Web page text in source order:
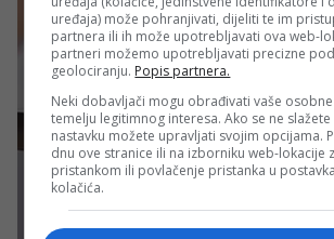
uređaja) može pohranjivati, dijeliti te im
partnera ili ih može upotrebljavati ova web-
partneri možemo upotrebljavati precizne
geolociranju. Popis partnera.
Neki dobavljači mogu obrađivati vaše
temelju legitimnog interesa. Ako se ne slažete
nastavku možete upravljati svojim opcijama.
dnu ove stranice ili na izborniku web-lokacije
pristankom ili povlačenje pristanka u
kolačića.